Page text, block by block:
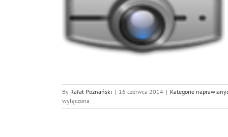
By Rafał Poznański | 16 czerwca 2014 | Kategorie
wyłączona